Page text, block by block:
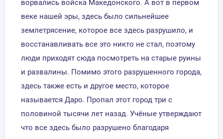
ворвались войска Македонского. А вот в первом
веке нашей эры, здесь было сильнейшее
землетрясение, которое все здесь разрушило, и
восстанавливать все это никто не стал, поэтому
люди приходят сюда посмотреть на старые руины
и развалины. Помимо этого разрушенного города,
здесь также есть и другое место, которое
называется Даро. Пропал этот город три с
половиной тысячи лет назад. Учёные утверждают
что все здесь было разрушено благодаря